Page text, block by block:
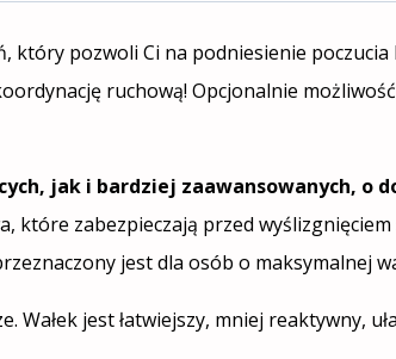
który pozwoli Ci na podniesienie
ruchową! Opcjonalnie
jak i bardziej zaawansowanych, o
które zabezpieczają przed
jest dla osób o maksymalnej
Wałek jest łatwiejszy, mniej reaktywny,